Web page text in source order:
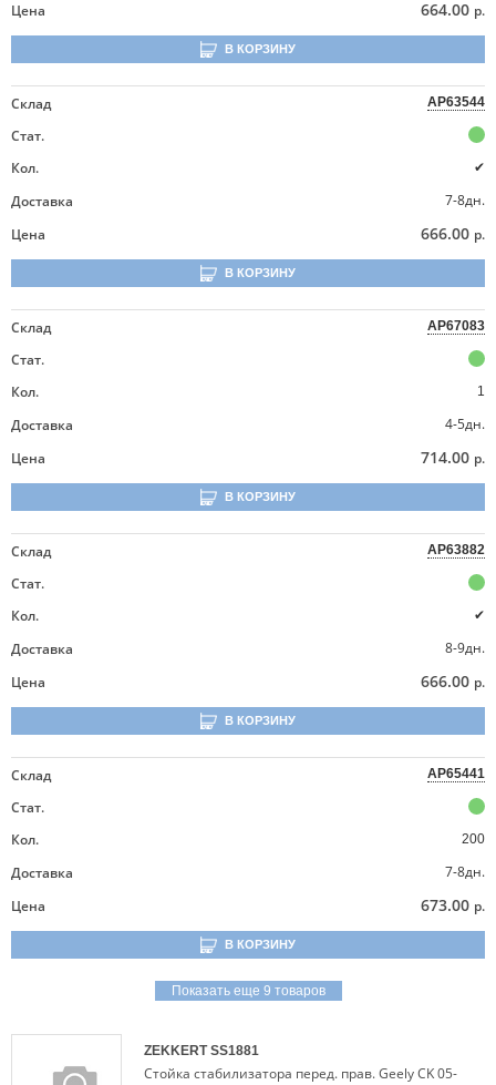
Цена
664.00 р.
В КОРЗИНУ
Склад AP63544
Стат.
Кол.
✔
Доставка
7-8дн.
Цена
666.00 р.
В КОРЗИНУ
Склад AP67083
Стат.
Кол.
1
Доставка
4-5дн.
Цена
714.00 р.
В КОРЗИНУ
Склад AP63882
Стат.
Кол.
✔
Доставка
8-9дн.
Цена
666.00 р.
В КОРЗИНУ
Склад AP65441
Стат.
Кол.
200
Доставка
7-8дн.
Цена
673.00 р.
В КОРЗИНУ
Показать еще 9 товаров
ZEKKERTSS1881
Стойка стабилизатора перед. прав. Geely CK 05-